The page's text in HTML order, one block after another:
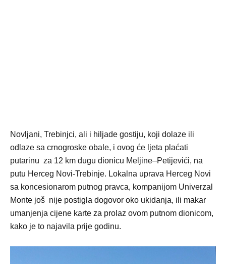
Novljani, Trebinjci, ali i hiljade gostiju, koji dolaze ili
odlaze sa crnogroske obale, i ovog će ljeta plaćati
putarinu za 12 km dugu dionicu Meljine–Petijevići, na
putu Herceg Novi-Trebinje. Lokalna uprava Herceg Novi
sa koncesionarom putnog pravca, kompanijom Univerzal
Monte još nije postigla dogovor oko ukidanja, ili makar
umanjenja cijene karte za prolaz ovom putnom dionicom,
kako je to najavila prije godinu.